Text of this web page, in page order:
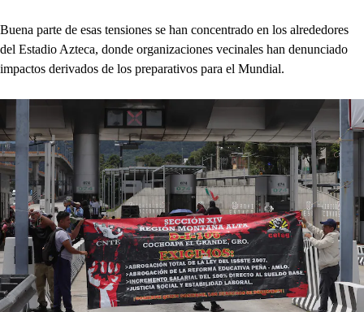
Buena parte de esas tensiones se han concentrado en los alrededores
del Estadio Azteca, donde organizaciones vecinales han denunciado
impactos derivados de los preparativos para el Mundial.